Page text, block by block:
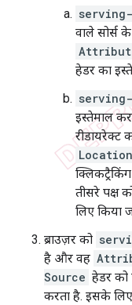
वाले सोर्स
हेडर का
इस्तेमाल
रीडायरेक्ट
Location
तीसरे पक्ष
लिए किया
ब्राउज़र को
है और वह
Source हेडर को
करता है. इसके